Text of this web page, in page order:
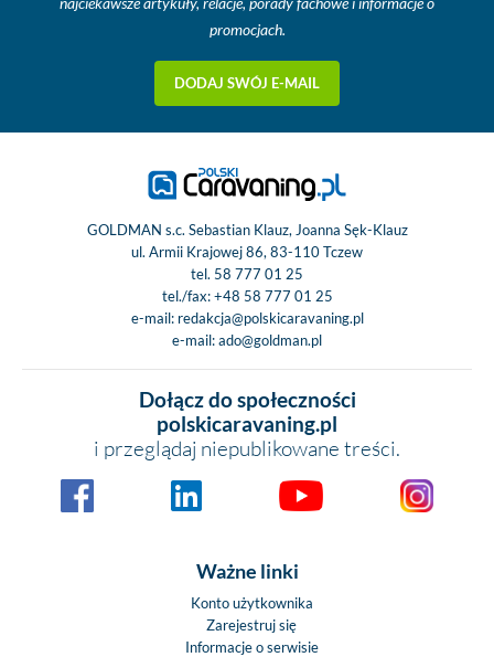
promocjach.
DODAJ SWÓJ E-MAIL
GOLDMAN s.c. Sebastian Klauz, Joanna Sęk-Klauz
ul. Armii Krajowej 86, 83-110 Tczew
tel. 58 777 01 25
tel./fax:+48 58 777 01 25
e-mail: redakcja@polskicaravaning.pl
e-mail:ado@goldman.pl
Dołącz do społeczności
polskicaravaning.pl
i przeglądaj niepublikowane treści.
Ważne linki
Konto użytkownika
Zarejestruj się
Informacje o serwisie